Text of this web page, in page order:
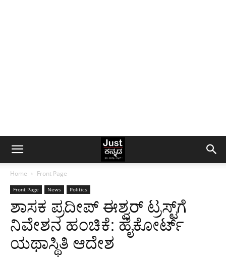
Home Front Page
Front Page News Politics
ಶಾಸಕ ಪ್ರದೀಪ್ ಈಶ್ವರ್ ಟ್ರಸ್ಟ್‌ಗೆ
ನಿವೇಶನ ಹಂಚಿಕೆ: ಹೈಕೋರ್ಟ್
ಯಥಾಸ್ಥಿತಿ ಆದೇಶ